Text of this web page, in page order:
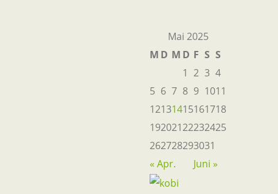
Mai 2025
M D M D F S S
1 2 3 4
5 6 7 8 9 1011
12131415161718
19202122232425
262728293031
« Apr.
Juni »